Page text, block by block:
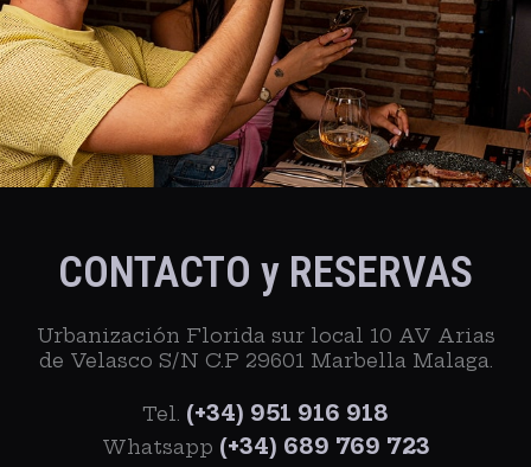
CONTACTO y RESERVAS
Urbanización Florida sur local 10 AV Arias
de Velasco S/N C.P 29601 Marbella Malaga.
Tel. (+34) 951 916 918
Whatsapp (+34) 689 769 723